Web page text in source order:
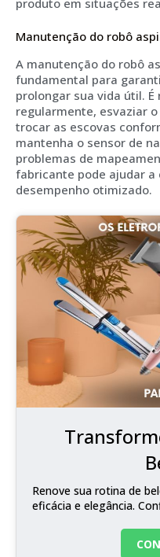
Manutenção do robô
A manutenção do robô
fundamental para
prolongar sua vida útil.
regularmente, esvaziar
trocar as escovas
mantenha o sensor de
problemas de
fabricante pode ajudar
desempenho otimizado.
Renove sua rotina de
eficácia e elegância.